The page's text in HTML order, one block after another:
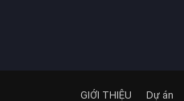
GIỚI THIỆU Dự án